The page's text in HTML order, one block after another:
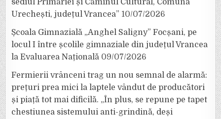
sediul Primăriei și Căminul Cultural, Comuna
Urechești, județul Vrancea” 10/07/2026
Școala Gimnazială „Anghel Saligny” Focșani, pe
locul I între școlile gimnaziale din județul Vrancea
la Evaluarea Națională 09/07/2026
Fermierii vrânceni trag un nou semnal de alarmă:
prețuri prea mici la laptele vândut de producători
și piață tot mai dificilă. „În plus, se repune pe tapet
chestiunea sistemului anti-grindină, deși